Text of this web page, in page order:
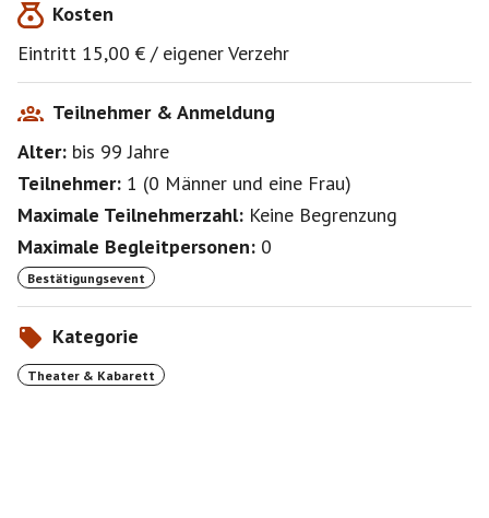
Kosten
Eintritt 15,00 € / eigener Verzehr
Teilnehmer & Anmeldung
Alter: bis 99Jahre
Teilnehmer: 1 (0 Männer und eine Frau)
Maximale Teilnehmerzahl: Keine Begrenzung
Maximale Begleitpersonen: 0
Bestätigungsevent
Kategorie
Theater & Kabarett